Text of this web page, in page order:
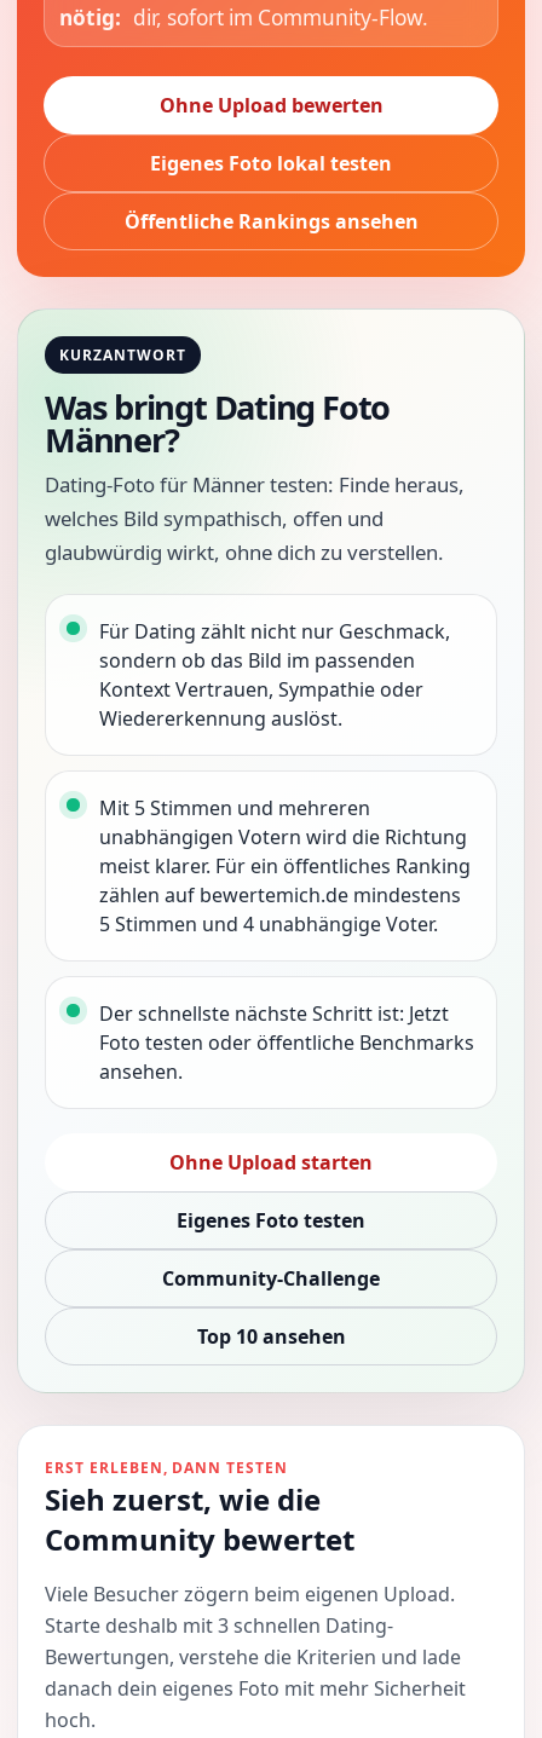
nötig: dir, sofort im Community-Flow.
Ohne Upload bewerten
Eigenes Foto lokal testen
Öffentliche Rankings ansehen
KURZANTWORT
Was bringt Dating Foto
Männer?
Dating-Foto für Männer testen: Finde heraus,
welches Bild sympathisch, offen und
glaubwürdig wirkt, ohne dich zu verstellen.
Für Dating zählt nicht nur Geschmack,
sondern ob das Bild im passenden
Kontext Vertrauen, Sympathie oder
Wiedererkennung auslöst.
Mit 5 Stimmen und mehreren
unabhängigen Votern wird die Richtung
meist klarer. Für ein öffentliches Ranking
zählen auf bewertemich.de mindestens
5 Stimmen und 4 unabhängige Voter.
Der schnellste nächste Schritt ist: Jetzt
Foto testen oder öffentliche Benchmarks
ansehen.
Ohne Upload starten
Eigenes Foto testen
Community-Challenge
Top 10 ansehen
ERST ERLEBEN, DANN TESTEN
Sieh zuerst, wie die
Community bewertet
Viele Besucher zögern beim eigenen Upload.
Starte deshalb mit 3 schnellen Dating-
Bewertungen, verstehe die Kriterien und lade
danach dein eigenes Foto mit mehr Sicherheit
hoch.